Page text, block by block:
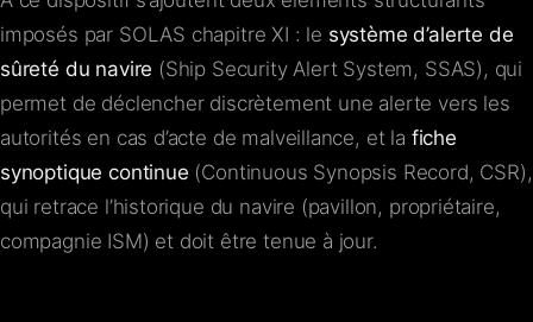
imposés par SOLAS chapitre XI : le système d’alerte de
sûreté du navire (Ship Security Alert System, SSAS), qui
permet de déclencher discrètement une alerte vers les
autorités en cas d’acte de malveillance, et la fiche
synoptique continue (Continuous Synopsis Record, CSR),
qui retrace l’historique du navire (pavillon, propriétaire,
compagnie ISM) et doit être tenue à jour.